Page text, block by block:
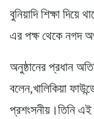
বুনিয়াদি শিক্ষা দিয়ে
এর পক্ষ থেকে নগদ
অনুষ্ঠানের প্রধান
বলেন,খালিকিয়া
প্রশংসনীয়।তিনি